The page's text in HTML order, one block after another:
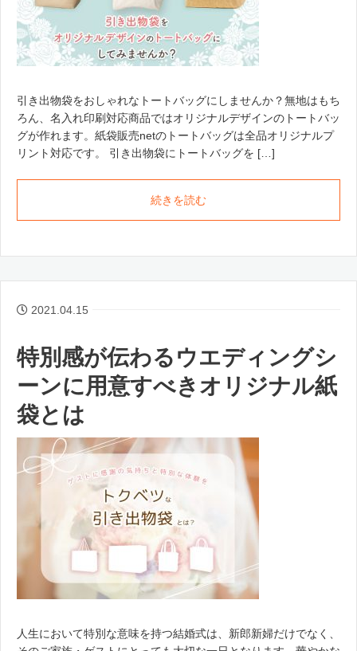
引き出物袋をおしゃれなトートバッグにしませんか？無地はもち
ろん、名入れ印刷対応商品ではオリジナルデザインのトートバッ
グが作れます。紙袋販売netのトートバッグは全品オリジナルプ
リント対応です。 引き出物袋にトートバッグを […]
続きを読む
2021.04.15
特別感が伝わるウエディングシ
ーンに用意すべきオリジナル紙
袋とは
人生において特別な意味を持つ結婚式は、新郎新婦だけでなく、